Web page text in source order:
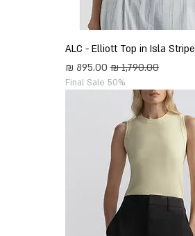
ALC - Elliott Top in Isla Stripe
מחיר רגיל
מחיר מבצע
Final Sale 50%